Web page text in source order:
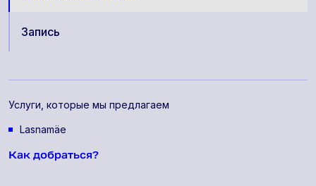
Запись
Услуги, которые мы предлагаем
Lasnamäe
Как добраться?